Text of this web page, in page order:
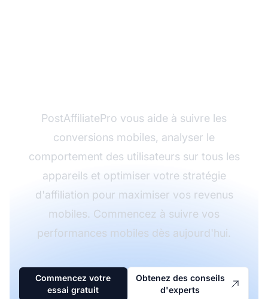
PostAffiliatePro vous aide à suivre les
conversions mobiles, analyser le
comportement des utilisateurs sur tous les
appareils et optimiser votre stratégie
d'affiliation pour maximiser vos revenus
mobiles. Commencez à suivre vos
performances mobiles dès aujourd'hui.
Commencez votre
essai gratuit
Obtenez des conseils
d'experts